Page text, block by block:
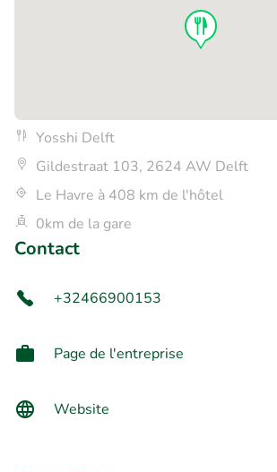
Yosshi Delft
Gildestraat 103, 2624 AW Delft
Le Havre à 408 km de l'hôtel
0km de la gare
Contact
+32466900153
Page de l'entreprise
Website